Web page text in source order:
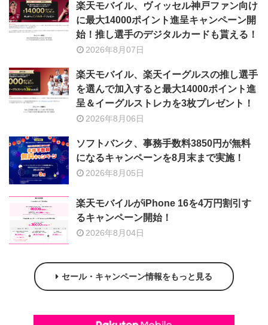
楽天モバイル、ヴィッセル神戸ファン向け
に最大14000ポイント進呈キャンペーン開
始！推し選手のデジタルカードも貰える！
2026年8月07日
楽天モバイル、楽天イーグルスの推し選手
を選んで加入すると最大14000ポイント進
呈＆イーグルストレカを3枚プレゼント！
2026年8月06日
ソフトバンク、事務手数料3850円が無料
になるキャンペーンを8月末まで実施！
2026年8月05日
楽天モバイルがiPhone 16を4万円割引す
るキャンペーン開始！
2026年8月04日
セール・キャンペーン情報をもっと見る